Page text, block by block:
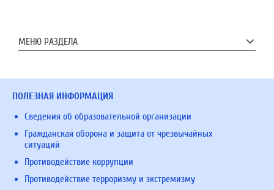
МЕНЮ РАЗДЕЛА
ПОЛЕЗНАЯ ИНФОРМАЦИЯ
Сведения об образовательной организации
Гражданская оборона и защита от чрезвычайных
ситуаций
Противодействие коррупции
Противодействие терроризму и экстремизму